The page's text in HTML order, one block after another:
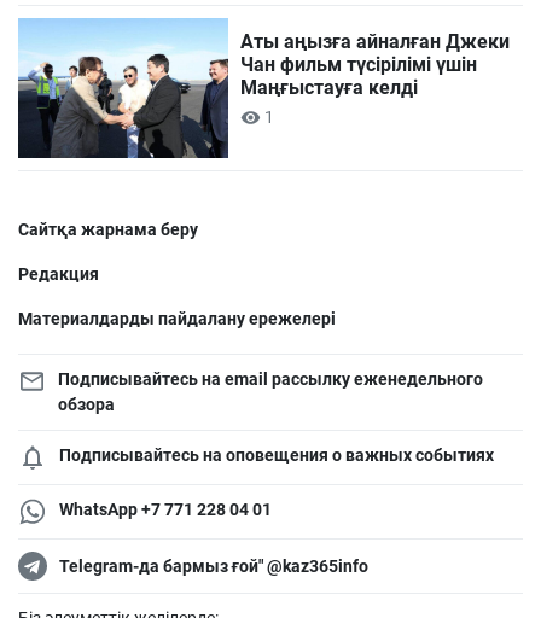
Аты аңызға айналған Джеки
Чан фильм түсірілімі үшін
Маңғыстауға келді
1
Сайтқа жарнама беру
Редакция
Материалдарды пайдалану ережелері
Подписывайтесь на email рассылку еженедельного
обзора
Подписывайтесь на оповещения о важных событиях
WhatsApp +7 771 228 04 01
Telegram-да бармыз ғой" @kaz365info